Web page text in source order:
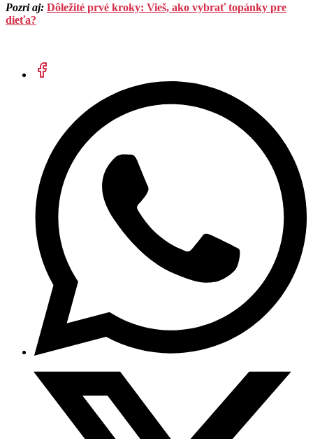
Pozri aj: Dôležité prvé kroky: Vieš, ako vybrať topánky pre
dieťa?